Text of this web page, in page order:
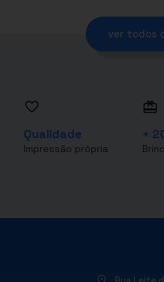
ver todos
Qualidade
Impressão própria
+